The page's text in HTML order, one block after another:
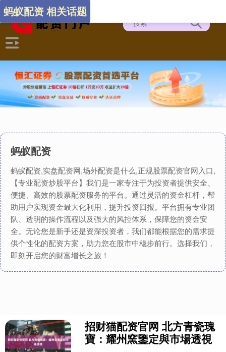
蚂蚁配资
蚂蚁配资,实盘配资网,场外配资是什么,正规股票配资官网入口,
【专业配资炒股平台】我们是一家专注于为投资者提供安全、
便捷、高效的股票配资服务的平台。通过灵活的资金杠杆，帮
助用户实现资金最大化利用，提升投资回报。平台拥有专业团
队、透明的操作流程以及强大的风控体系，保障您的资金安
全。无论您是新手还是资深投资者，我们都能根据您的需求提
供个性化的配资方案，助力您在股市中稳步前行。选择我们，
即刻开启您的财富增长之旅！
蚂蚁配资 相关话题
招财猫配资官网 北方青瓷瑰
寶：耀州窯鑒定與市場透視